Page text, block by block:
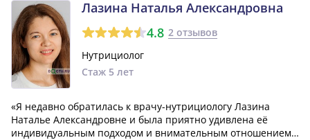
рецепты и витамины для беременных. Она...»
Лазина Наталья Александровна
4.8 2 отзывов
Нутрициолог
Стаж 5 лет
«Я недавно обратилась к врачу-нутрициологу Лазина
Наталье Александровне и была приятно удивлена её
индивидуальным подходом и внимательным отношением